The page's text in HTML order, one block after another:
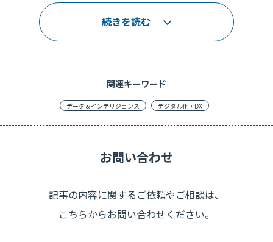
続きを読む
関連キーワード
データ＆インテリジェンス デジタル化・DX
お問い合わせ
記事の内容に関するご依頼やご相談は、
こちらからお問い合わせください。